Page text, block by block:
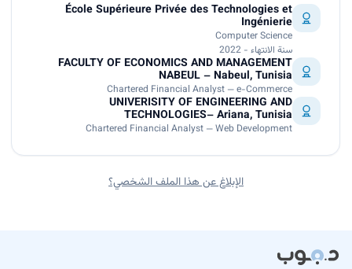
École Supérieure Privée des Technologies et
Ingénierie
Computer Science
سنة الانتهاء - 2022
FACULTY OF ECONOMICS AND MANAGEMENT
NABEUL – Nabeul, Tunisia
Chartered Financial Analyst — e-Commerce
UNIVERISITY OF ENGINEERING AND
TECHNOLOGIES– Ariana, Tunisia
Chartered Financial Analyst — Web Development
الإبلاغ عن هذا الملف الشخصي؟